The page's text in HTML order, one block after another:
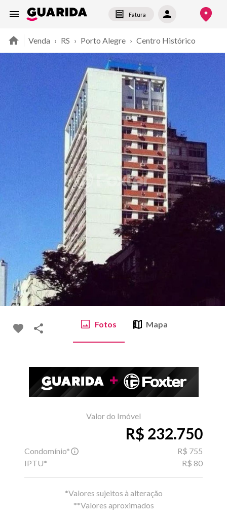
Fatura
Venda › RS › Porto Alegre › Centro Histórico
Fotos Mapa
Valor do Imóvel
R$ 232.750
Condomínio*
R$ 755
IPTU*
R$ 80
*Valores sujeitos à alteração
**Valores aproximados